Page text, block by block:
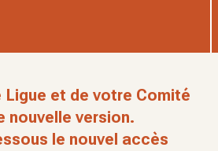
et de votre Comité
nouvelle version.
le nouvel accès